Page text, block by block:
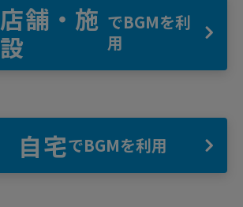
店舗・施
設
でBGMを利
用
自宅でBGMを利用